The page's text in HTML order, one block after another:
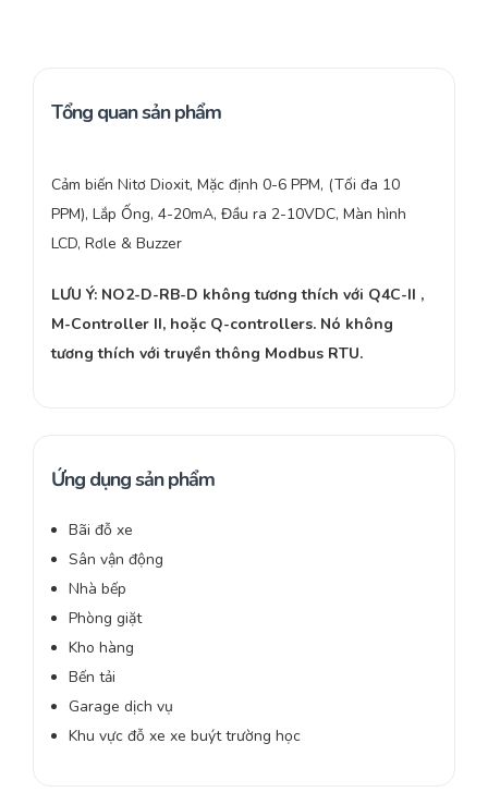
Tổng quan sản phẩm
Cảm biến Nitơ Dioxit, Mặc định 0-6 PPM, (Tối đa 10
PPM), Lắp Ống, 4-20mA, Đầu ra 2-10VDC, Màn hình
LCD, Rơle & Buzzer
LƯU Ý: NO2-D-RB-D không tương thích với Q4C-II ,
M-Controller II, hoặc Q-controllers. Nó không
tương thích với truyền thông Modbus RTU.
Ứng dụng sản phẩm
Bãi đỗ xe
Sân vận động
Nhà bếp
Phòng giặt
Kho hàng
Bến tải
Garage dịch vụ
Khu vực đỗ xe xe buýt trường học